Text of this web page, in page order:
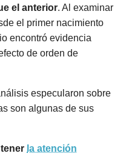
el anterior. Al examinar
el primer nacimiento
encontró evidencia
de orden de
especularon sobre
son algunas de sus
la atención